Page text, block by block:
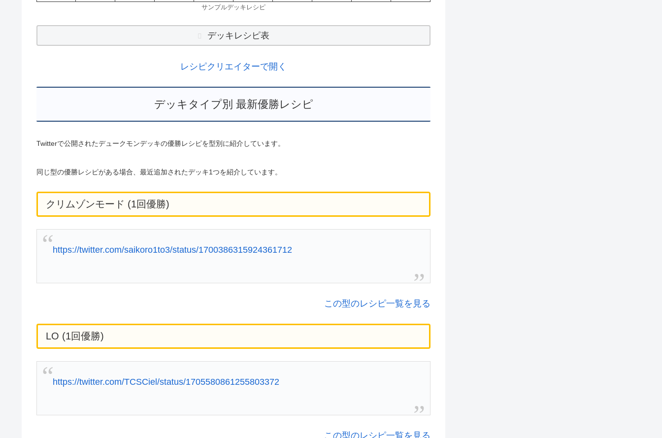
サンプルデッキレシピ
デッキレシピ表
レシピクリエイターで開く
デッキタイプ別 最新優勝レシピ
Twitterで公開されたデュークモンデッキの優勝レシピを型別に紹介しています。
同じ型の優勝レシピがある場合、最近追加されたデッキ1つを紹介しています。
クリムゾンモード (1回優勝)
https://twitter.com/saikoro1to3/status/1700386315924361712
この型のレシピ一覧を見る
LO (1回優勝)
https://twitter.com/TCSCiel/status/1705580861255803372
この型のレシピ一覧を見る